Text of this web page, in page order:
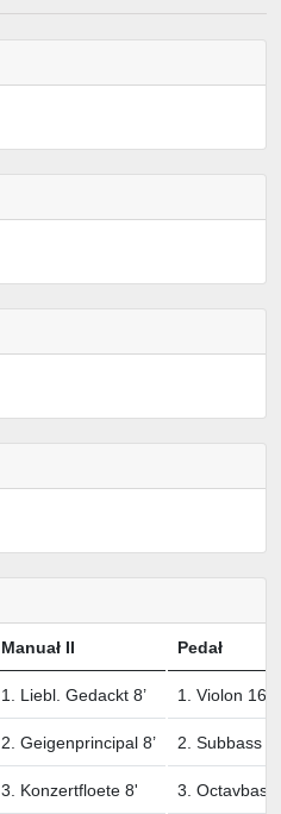
Manuał II Pedał
1. Liebl. Gedackt 8’ 1. Violon 16’
2. Geigenprincipal 8’ 2. Subbass
3. Konzertfloete 8' 3. Octavbass